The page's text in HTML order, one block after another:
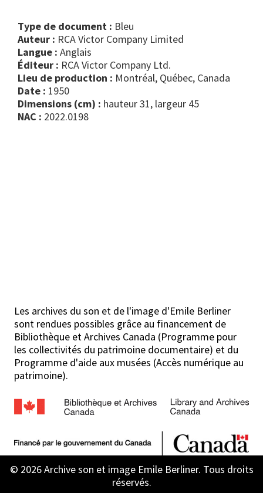
Type de document :
bleu
Auteur : RCA Victor Company Limited
Langue : Anglais
Éditeur : RCA Victor Company Ltd.
Lieu de production : Montréal, Québec, Canada
Date : 1950
Dimensions (cm) : hauteur 31, largeur 45
NAC : 2022.0198
Les archives du son et de l'image d'Emile Berliner
sont rendues possibles grâce au financement de
Bibliothèque et Archives Canada (Programme pour
les collectivités du patrimoine documentaire) et du
Programme d'aide aux musées (Accès numérique au
patrimoine).
© 2026 Archive son et image Emile Berliner. Tous droits
réservés.